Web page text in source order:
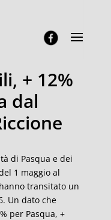
+ 12%
dal
di Pasqua e dei
1 maggio al
transitato un
Un dato che
per Pasqua, +